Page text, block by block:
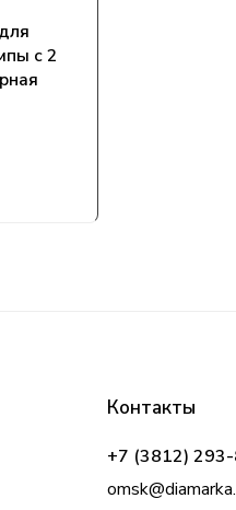
с 2
Контакты
+7 (3812)